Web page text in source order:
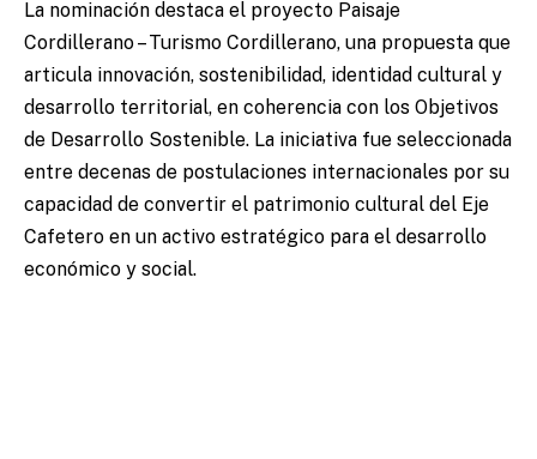
La nominación destaca el proyecto Paisaje
Cordillerano – Turismo Cordillerano, una propuesta que
articula innovación, sostenibilidad, identidad cultural y
desarrollo territorial, en coherencia con los Objetivos
de Desarrollo Sostenible. La iniciativa fue seleccionada
entre decenas de postulaciones internacionales por su
capacidad de convertir el patrimonio cultural del Eje
Cafetero en un activo estratégico para el desarrollo
económico y social.